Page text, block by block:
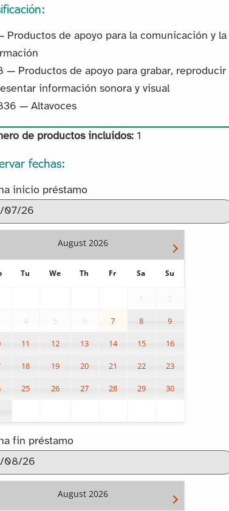
Productos de apoyo para la comunicación y la
— Productos de apoyo para grabar, reproducir
información sonora y visual
— Altavoces
de productos incluidos:1
fechas:
inicio préstamo
August 2026
Tu We Th Fr Sa Su
2
4 5 6 7 8 9
11 12 13 14 15 16
18 19 20 21 22 23
25 26 27 28 29 30
fin préstamo
August 2026